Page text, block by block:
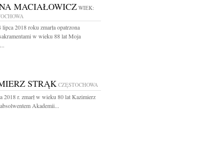
MACIAŁOWICZWIEK:
2018 roku zmarła opatrzona
w wieku 88 lat Moja
STRĄK CZĘSTOCHOWA
2018 r. zmarł w wieku 80 lat Kazimierz
Akademii...